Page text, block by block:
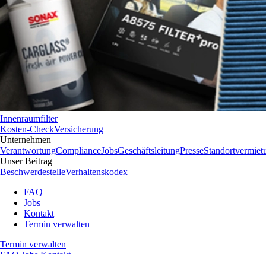
Innenraumfilter
Kosten-CheckVersicherung
Unternehmen
VerantwortungComplianceJobsGeschäftsleitungPresse
Unser Beitrag
BeschwerdestelleVerhaltenskodex
FAQ
Jobs
Kontakt
Termin verwalten
Termin verwalten